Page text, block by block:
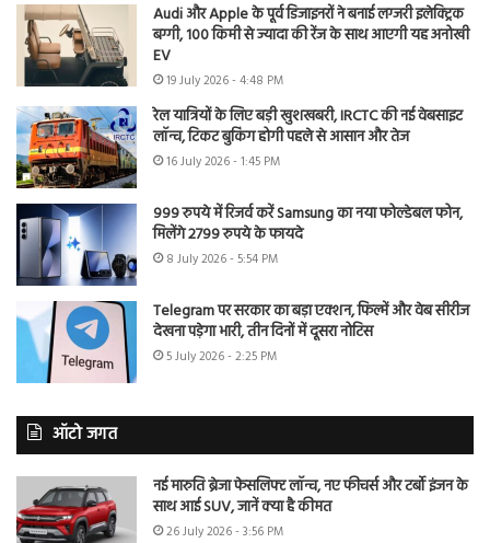
Audi और Apple के पूर्व डिजाइनरों ने बनाई लग्जरी इलेक्ट्रिक
बग्गी, 100 किमी से ज्यादा की रेंज के साथ आएगी यह अनोखी
EV
19 July 2026 - 4:48 PM
रेल यात्रियों के लिए बड़ी खुशखबरी, IRCTC की नई वेबसाइट
लॉन्च, टिकट बुकिंग होगी पहले से आसान और तेज
16 July 2026 - 1:45 PM
999 रुपये में रिजर्व करें Samsung का नया फोल्डेबल फोन,
मिलेंगे 2799 रुपये के फायदे
8 July 2026 - 5:54 PM
Telegram पर सरकार का बड़ा एक्शन, फिल्में और वेब सीरीज
देखना पड़ेगा भारी, तीन दिनों में दूसरा नोटिस
5 July 2026 - 2:25 PM
ऑटो जगत
नई मारुति ब्रेजा फेसलिफ्ट लॉन्च, नए फीचर्स और टर्बो इंजन के
साथ आई SUV, जानें क्या है कीमत
26 July 2026 - 3:56 PM